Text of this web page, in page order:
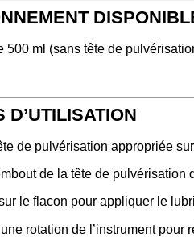
500 ml (sans tête de
D’UTILISATION
de pulvérisation appropriée
de la tête de pulvérisation
le flacon pour appliquer le
rotation de l’instrument pour